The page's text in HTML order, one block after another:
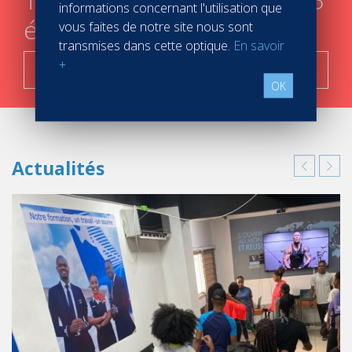
étapes
Actualités
informations concernant l'utilisation que
vous faites de notre site nous sont
transmises dans cette optique. En savoir
+
OK